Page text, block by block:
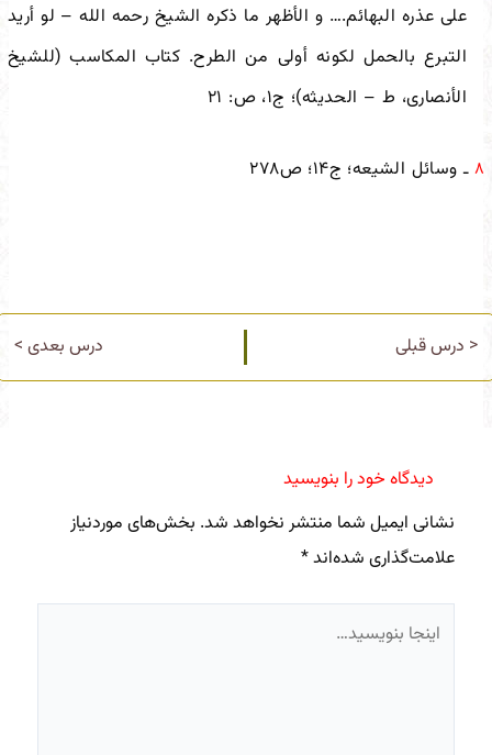
على عذره البهائم.… و الأظهر ما ذکره الشیخ رحمه الله – لو أرید
التبرع بالحمل لکونه أولى من الطرح. کتاب المکاسب (للشیخ
الأنصاری، ط – الحدیثه)؛ ج‌۱، ص: ۲۱
۸ ـ وسائل الشیعه؛ ج‌۱۴؛ ص۲۷۸
< درس قبلی درس بعدی >
دیدگاه‌ خود را بنویسید
نشانی ایمیل شما منتشر نخواهد شد. بخش‌های موردنیاز
علامت‌گذاری شده‌اند*
اینجا